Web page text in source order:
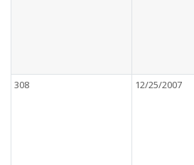
308 12/25/2007